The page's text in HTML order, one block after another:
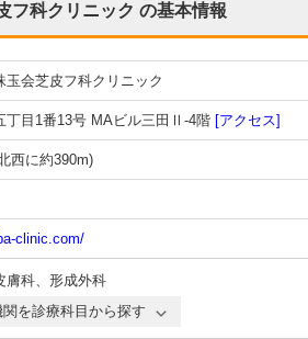
フ科クリニック の基本情報
玉会芝皮フ科クリニック
丁目1番13号 MAビル三田Ⅱ-4階 [アクセス]
西に約390m)
clinic.com/
膚科、 形成外科
を診療科目から探す